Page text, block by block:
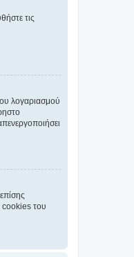
τις
λογαριασμού
cookies του